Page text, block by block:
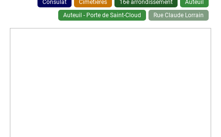
Consulat
Cimetières 16e arrondissement
Auteuil
Auteuil - Porte de Saint-Cloud
Rue Claude Lorrain